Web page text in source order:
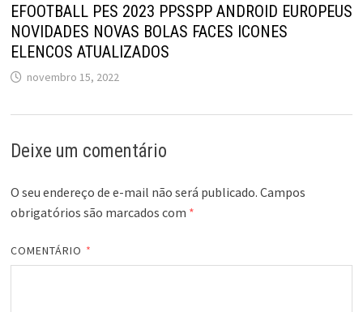
EFOOTBALL PES 2023 PPSSPP ANDROID EUROPEUS
NOVIDADES NOVAS BOLAS FACES ICONES
ELENCOS ATUALIZADOS
novembro 15, 2022
Deixe um comentário
O seu endereço de e-mail não será publicado. Campos
obrigatórios são marcados com *
COMENTÁRIO *